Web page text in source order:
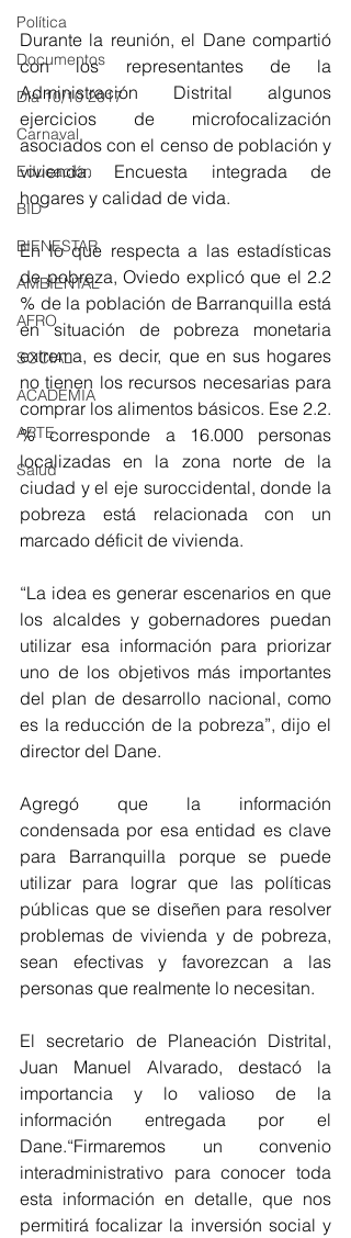
Política
Documentos
Día 10/10 2017
Carnaval
Educación
BID
BIENESTAR
AMBIENTAL
AFRO
SOCIAL
ACADEMIA
ARTE
Salud
Durante la reunión, el Dane compartió
con los representantes de la
Administración Distrital algunos
ejercicios de microfocalización
asociados con el censo de población y
vivienda. Encuesta integrada de
hogares y calidad de vida.
En lo que respecta a las estadísticas
de pobreza, Oviedo explicó que el 2.2
% de la población de Barranquilla está
en situación de pobreza monetaria
extrema, es decir, que en sus hogares
no tienen los recursos necesarias para
comprar los alimentos básicos. Ese 2.2.
% corresponde a 16.000 personas
localizadas en la zona norte de la
ciudad y el eje suroccidental, donde la
pobreza está relacionada con un
marcado déficit de vivienda.
“La idea es generar escenarios en que
los alcaldes y gobernadores puedan
utilizar esa información para priorizar
uno de los objetivos más importantes
del plan de desarrollo nacional, como
es la reducción de la pobreza”, dijo el
director del Dane.
Agregó que la información
condensada por esa entidad es clave
para Barranquilla porque se puede
utilizar para lograr que las políticas
públicas que se diseñen para resolver
problemas de vivienda y de pobreza,
sean efectivas y favorezcan a las
personas que realmente lo necesitan.
El secretario de Planeación Distrital,
Juan Manuel Alvarado, destacó la
importancia y lo valioso de la
información entregada por el
Dane.“Firmaremos un convenio
interadministrativo para conocer toda
esta información en detalle, que nos
permitirá focalizar la inversión social y